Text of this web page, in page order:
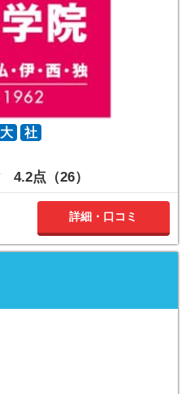
大
社
4.2点（26）
詳細・口コミ